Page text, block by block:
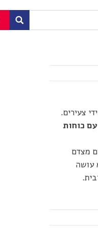
צעירים.
כוחות
מצדם
עושה